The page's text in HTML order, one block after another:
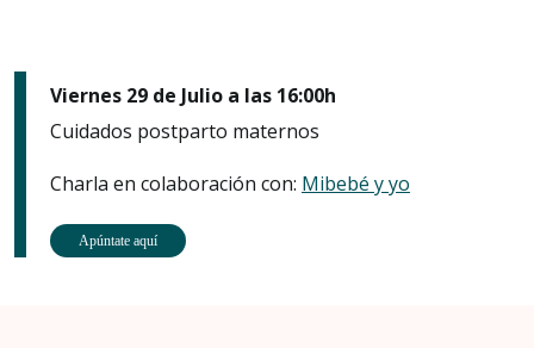
Viernes 29 de Julio a las 16:00h
Cuidados postparto maternos
Charla en colaboración con: Mibebé y yo
Apúntate aquí